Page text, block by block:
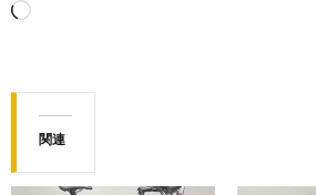
読
み
中…
関連